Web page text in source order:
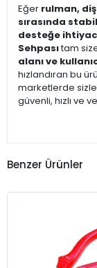
Eğer rulman,
sırasında
desteğe
Sehpasıtam
alanı ve
hızlandıran bu
marketlerde
güvenli, hızlı ve
Benzer Ürünler